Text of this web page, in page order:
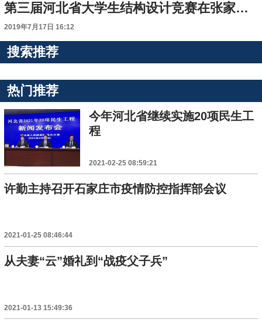
第三届河北省大学生结构设计竞赛在张家口举行
2019年7月17日 16:12
搜索推荐
热门推荐
今年河北省继续实施20项民生工
程
2021-02-25 08:59:21
许勤主持召开石家庄市疫情防控指挥部会议
2021-01-25 08:46:44
从夫妻“云”婚礼到“战疫父子兵”
2021-01-13 15:49:36